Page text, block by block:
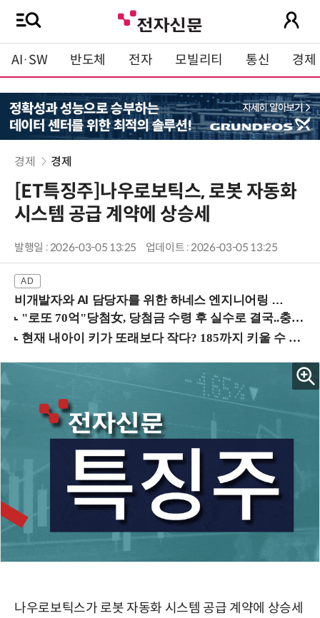
AI·SW 반도체 전자 모빌리티 통신 경제
경제 경제
[ET특징주]나우로보틱스, 로봇 자동화
시스템 공급 계약에 상승세
발행일 : 2026-03-05 13:25 업데이트 : 2026-03-05 13:25
비개발자와 AI 담당자를 위한 하네스 엔지니어링 입문과정 (8/20 신논현역)
나우로보틱스가 로봇 자동화 시스템 공급 계약에 상승세